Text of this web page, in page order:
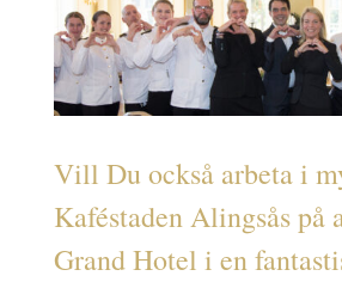
Vill Du också arbeta i
Kaféstaden Alingsås på
Grand Hotel i en